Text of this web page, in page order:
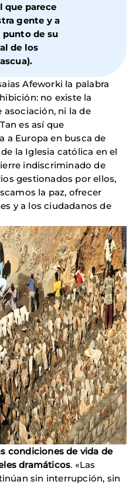
que parece
gente y a
punto de su
de los
Afeworki la palabra
no existe la
asociación, ni la de
es así que
a Europa en busca de
la Iglesia católica en el
indiscriminado de
gestionados por ellos,
la paz, ofrecer
y a los ciudadanos de
condiciones de vida de
dramáticos. «Las
sin interrupción, sin